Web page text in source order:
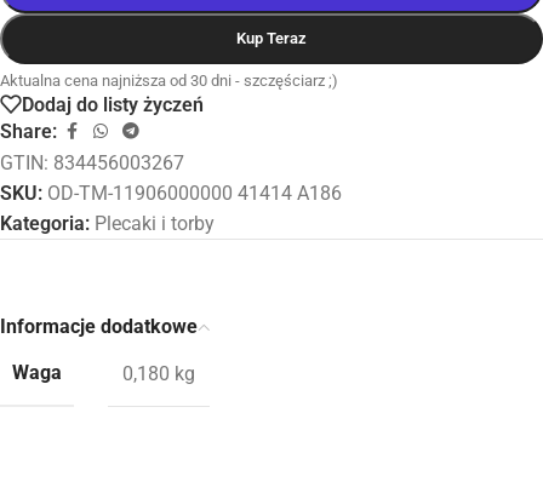
Kup Teraz
Aktualna cena najniższa od 30 dni - szczęściarz ;)
Dodaj do listy życzeń
Share:
GTIN: 834456003267
SKU: OD-TM-11906000000 41414 A186
Kategoria: Plecaki i torby
Informacje dodatkowe
Waga
0,180 kg